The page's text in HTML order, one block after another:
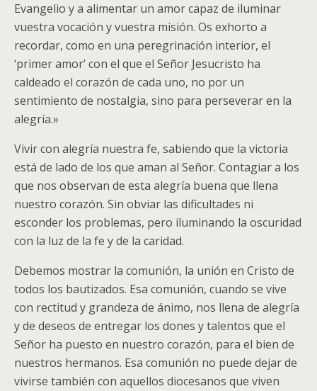
Evangelio y a alimentar un amor capaz de iluminar
vuestra vocación y vuestra misión. Os exhorto a
recordar, como en una peregrinación interior, el
‘primer amor’ con el que el Señor Jesucristo ha
caldeado el corazón de cada uno, no por un
sentimiento de nostalgia, sino para perseverar en la
alegría.»
Vivir con alegría nuestra fe, sabiendo que la victoria
está de lado de los que aman al Señor. Contagiar a los
que nos observan de esta alegría buena que llena
nuestro corazón. Sin obviar las dificultades ni
esconder los problemas, pero iluminando la oscuridad
con la luz de la fe y de la caridad.
Debemos mostrar la comunión, la unión en Cristo de
todos los bautizados. Esa comunión, cuando se vive
con rectitud y grandeza de ánimo, nos llena de alegría
y de deseos de entregar los dones y talentos que el
Señor ha puesto en nuestro corazón, para el bien de
nuestros hermanos. Esa comunión no puede dejar de
vivirse también con aquellos diocesanos que viven